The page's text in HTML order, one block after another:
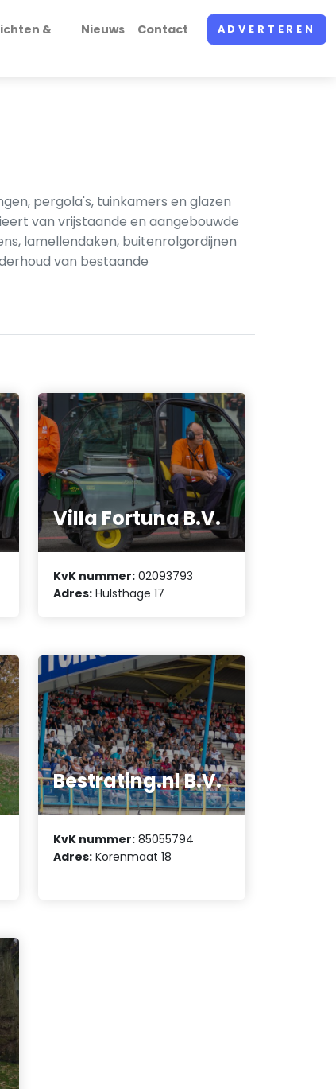
&
Nieuws Contact ADVERTEREN
pergola's, tuinkamers en glazen
van vrijstaande en aangebouwde
lamellendaken, buitenrolgordijnen
van bestaande
Villa Fortuna B.V.
KvK nummer: 02093793
Adres: Hulsthage 17
Bestrating.nl B.V.
KvK nummer: 85055794
Adres: Korenmaat 18